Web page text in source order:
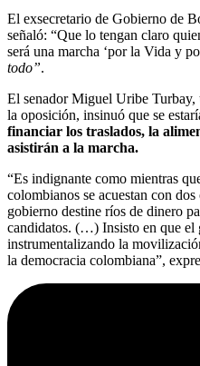
El exsecretario de Gobierno de
señaló: “Que lo tengan claro
será una marcha ‘por la Vida y
todo”.
El senador Miguel Uribe Turbay,
la oposición, insinuó que se
financiar los traslados, la
asistirán a la marcha.
“Es indignante como mientras
colombianos se acuestan con
gobierno destine ríos de dinero
candidatos. (…) Insisto en que el
instrumentalizando la
la democracia colombiana”,